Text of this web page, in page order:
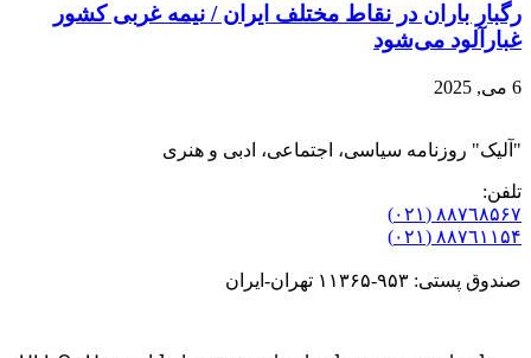
رگبار باران در نقاط مختلف ایران / نیمه غربی کشور
غبارآلود می‌شود
6 می, 2025
"آلیک" روزنامه سیاسی، اجتماعی، ادبی و هنری
تلفن:
٨۸٧٦٨۵۶۷ (٠٢١)
٨۸٧٦۱۱۵۴ (٠٢١)
صندوق پستی: ۹۵۳-۱۱۳۶۵ تهران-ایران